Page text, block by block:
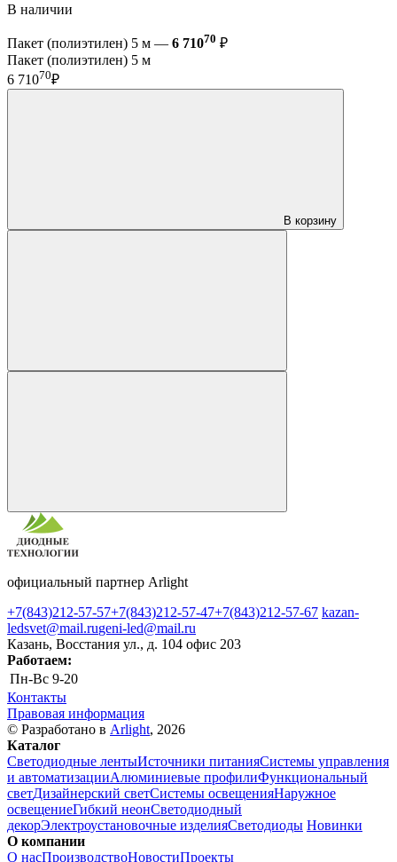
В наличии
Пакет (полиэтилен) 5 м — 6 71070 ₽
Пакет (полиэтилен) 5 м
6 71070₽
В корзину
официальный партнер Arlight
+7(843)212-57-57+7(843)212-57-47+7(843)212-57-67 kazan-
ledsvet@mail.rugeni-led@mail.ru
Казань, Восстания ул., д. 104 офис 203
Работаем:
Пн-Вс 9-20
Контакты
Правовая информация
© Разработано в Arlight, 2026
Каталог
Светодиодные лентыИсточники питанияСистемы управления
и автоматизацииАлюминиевые профилиФункциональный
светДизайнерский светСистемы освещенияНаружное
освещениеГибкий неонСветодиодный
декорЭлектроустановочные изделияСветодиоды Новинки
О компании
О насПроизводствоНовостиПроекты